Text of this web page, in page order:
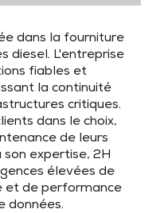
dans la fourniture
diesel. L'entreprise
fiables et
la continuité
critiques.
dans le choix,
de leurs
expertise, 2H
élevées de
et de performance
données.